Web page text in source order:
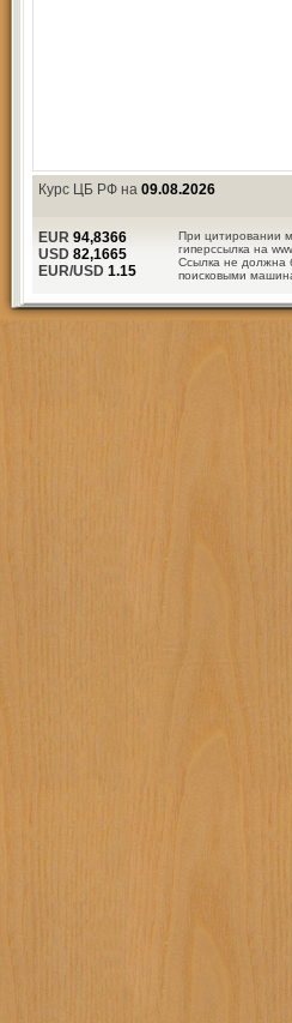
Курс ЦБ РФ на 09.08.2026
При цитировании
гиперссылка на
Ссылка не должна
поисковыми
EUR 94,8366
USD 82,1665
EUR/USD 1.15